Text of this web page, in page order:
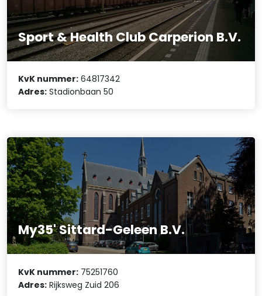
Sport & Health Club Carperion B.V.
KvK nummer: 64817342
Adres: Stadionbaan 50
My35' Sittard-Geleen B.V.
KvK nummer: 75251760
Adres: Rijksweg Zuid 206